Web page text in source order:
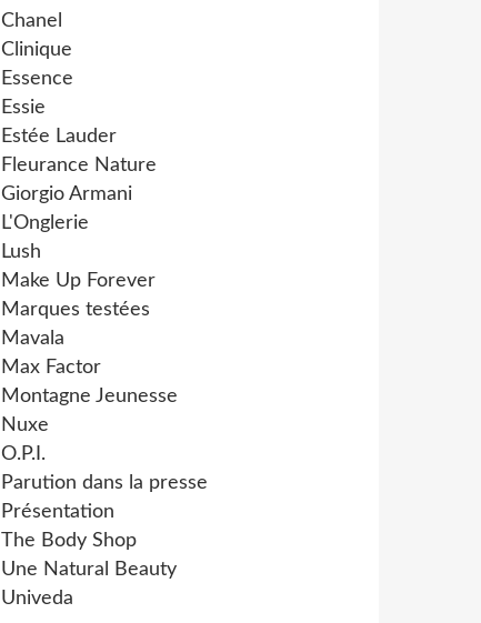
Chanel
Clinique
Essence
Essie
Estée Lauder
Fleurance Nature
Giorgio Armani
L'Onglerie
Lush
Make Up Forever
Marques testées
Mavala
Max Factor
Montagne Jeunesse
Nuxe
O.P.I.
Parution dans la presse
Présentation
The Body Shop
Une Natural Beauty
Univeda